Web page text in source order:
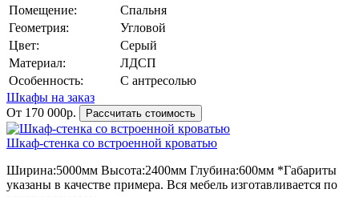
Помещение:
Спальня
Геометрия:
Угловой
Цвет:
Серый
Материал:
ЛДСП
Особенность:
С антресолью
Шкафы на заказ
От 170 000р.
Рассчитать стоимость
Шкаф-стенка со встроенной кроватью
Ширина:5000мм Высота:2400мм Глубина:600мм *Габариты
указаны в качестве примера. Вся мебель изготавливается по